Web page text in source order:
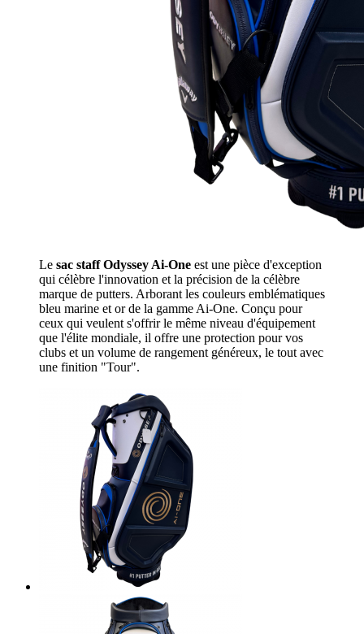
Le sac staff Odyssey Ai-One est une pièce d'exception
qui célèbre l'innovation et la précision de la célèbre
marque de putters. Arborant les couleurs emblématiques
bleu marine et or de la gamme Ai-One. Conçu pour
ceux qui veulent s'offrir le même niveau d'équipement
que l'élite mondiale, il offre une protection pour vos
clubs et un volume de rangement généreux, le tout avec
une finition "Tour".